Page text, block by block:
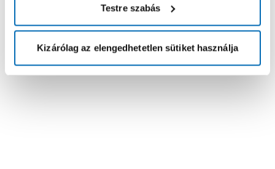
Testre szabás
Kizárólag az elengedhetetlen sütiket használja